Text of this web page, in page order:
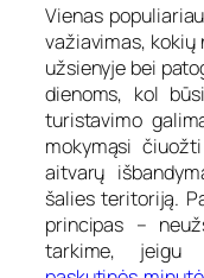
Vienas
važiavimas, kokių
užsienyje bei
dienoms, kol
turistavimo
mokymąsi
aitvarų
šalies teritoriją.
principas –
tarkime, jeigu